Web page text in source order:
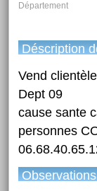
Département
Déscription
Vend
Dept 09
cause sante
personnes
Observations